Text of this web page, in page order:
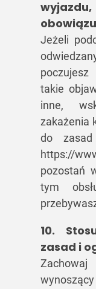
Jeżeli
takie
inne,
zakażenia
do
https://
pozostań
tym
10.
zasad i